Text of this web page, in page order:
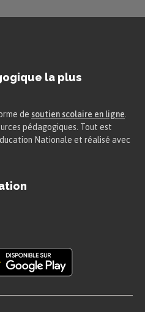
: $462 – 5 = 457$
on
:
nombre rond.
la plus
de soutien scolaire en ligne
pédagogiques. Tout est
Nationale et réalisé avec